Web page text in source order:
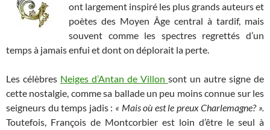
ont largement inspiré les plus grands auteurs et
poètes des Moyen Âge central à tardif, mais
souvent comme les spectres regrettés d’un
temps à jamais enfui et dont on déplorait la perte.
Les célèbres Neiges d’Antan de Villon sont un autre signe de
cette nostalgie, comme sa ballade un peu moins connue sur les
seigneurs du temps jadis : « Mais où est le preux Charlemagne? ».
Toutefois, François de Montcorbier est loin d’être le seul à